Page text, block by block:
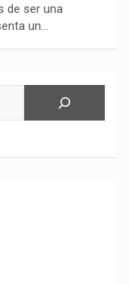
de ser una
un…